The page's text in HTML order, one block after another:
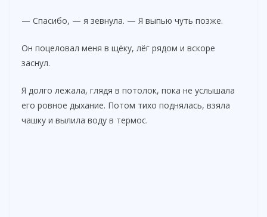
— Спасибо, — я зевнула. — Я выпью чуть позже.
Он поцеловал меня в щёку, лёг рядом и вскоре
заснул.
Я долго лежала, глядя в потолок, пока не услышала
его ровное дыхание. Потом тихо поднялась, взяла
чашку и вылила воду в термос.